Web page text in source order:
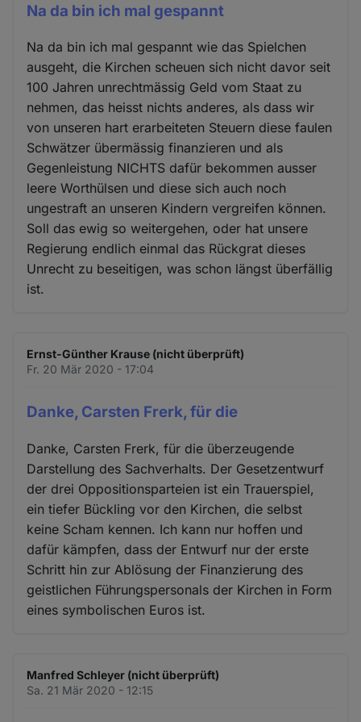
Na da bin ich mal gespannt
Na da bin ich mal gespannt wie das Spielchen
ausgeht, die Kirchen scheuen sich nicht davor seit
100 Jahren unrechtmässig Geld vom Staat zu
nehmen, das heisst nichts anderes, als dass wir
von unseren hart erarbeiteten Steuern diese faulen
Schwätzer übermässig finanzieren und als
Gegenleistung NICHTS dafür bekommen ausser
leere Worthülsen und diese sich auch noch
ungestraft an unseren Kindern vergreifen können.
Soll das ewig so weitergehen, oder hat unsere
Regierung endlich einmal das Rückgrat dieses
Unrecht zu beseitigen, was schon längst überfällig
ist.
Ernst-Günther Krause (nicht überprüft)
Fr. 20 Mär 2020 - 17:04
Danke, Carsten Frerk, für die
Danke, Carsten Frerk, für die überzeugende
Darstellung des Sachverhalts. Der Gesetzentwurf
der drei Oppositionsparteien ist ein Trauerspiel,
ein tiefer Bückling vor den Kirchen, die selbst
keine Scham kennen. Ich kann nur hoffen und
dafür kämpfen, dass der Entwurf nur der erste
Schritt hin zur Ablösung der Finanzierung des
geistlichen Führungspersonals der Kirchen in Form
eines symbolischen Euros ist.
Manfred Schleyer (nicht überprüft)
Sa. 21 Mär 2020 - 12:15